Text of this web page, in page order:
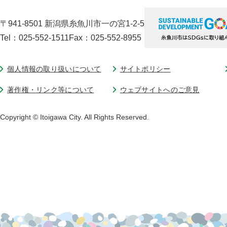
〒941-8501 新潟県糸魚川市一の宮1-2-5
Tel：025-552-1511Fax：025-552-8955
個人情報の取り扱いについて サイトポリシー
著作権・リンク等について ウェブサイトへのご意見
Copyright © Itoigawa City. All Rights Reserved.